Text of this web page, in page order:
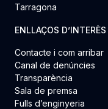
Tarragona
ENLLAÇOS D’INTERÈS
Contacte i com arribar
Canal de denúncies
Transparència
Sala de premsa
Fulls d’enginyeria